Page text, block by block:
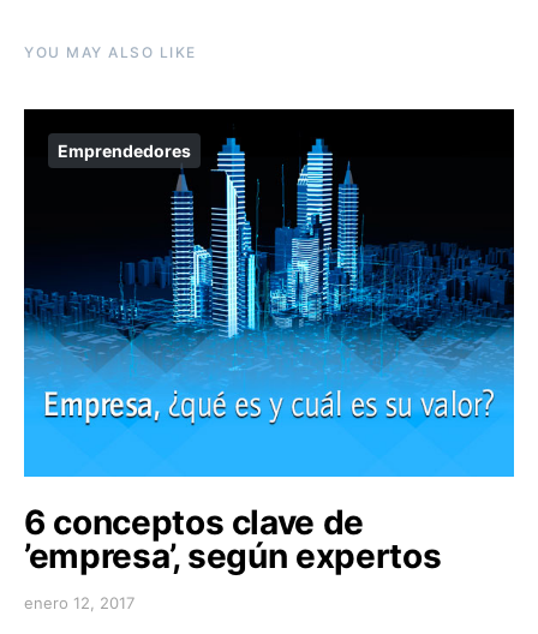
YOU MAY ALSO LIKE
Emprendedores
6 conceptos clave de
’empresa’, según expertos
enero 12, 2017